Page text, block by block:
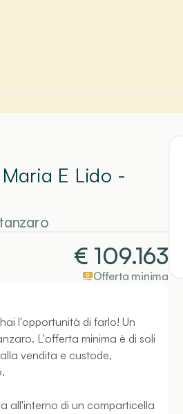
E Lido -
€ 109.163
Offerta minima
l'opportunità di farlo! Un
L'offerta minima è di soli
vendita e custode,
all'interno di un comparticella